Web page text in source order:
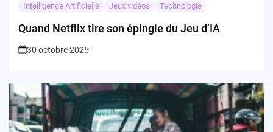
Intelligence Artificielle Jeux vidéos Technologie
Quand Netflix tire son épingle du Jeu d’IA
30 octobre 2025